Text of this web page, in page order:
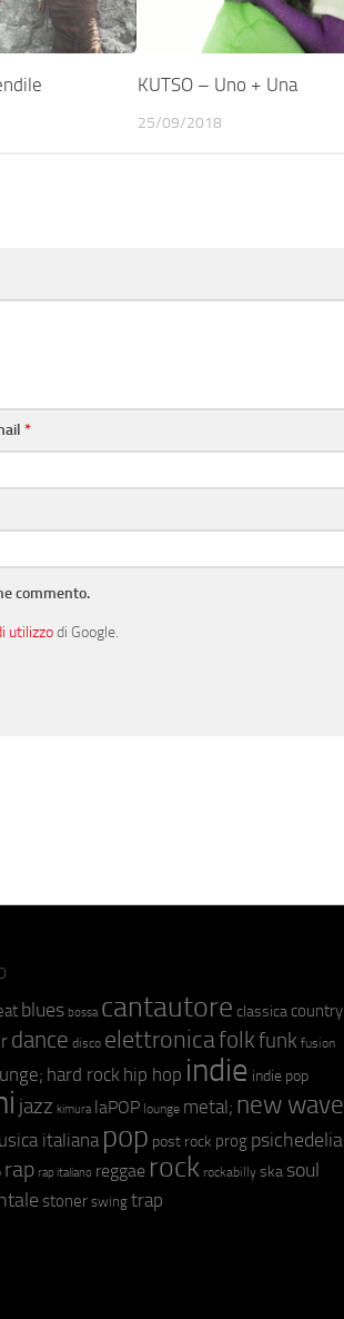
KUTSO – Uno + Una
25/09/2018
*
commento.
utilizzodi Google.
blues bossa cantautore classica country
dance disco elettronicafolkfunk fusion
hard rock hip hop indie indie pop
jazz kimura laPOP lounge metal; new wave
italiana pop post rock prog psichedelia
rap rap italiano reggae rock rockabilly ska soul
stoner swing trap